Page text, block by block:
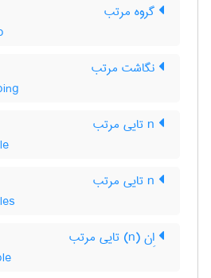
گروه مرتب
نگاشت مرتب
اِن (n) تایی مرتب